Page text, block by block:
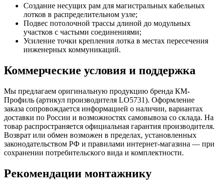
Создание несущих рам для магистральных кабельных
лотков в распределительном узле;
Подвес потолочной трассы длиной до модульных
участков с частыми соединениями;
Усиление точки крепления лотка в местах пересечения
инженерных коммуникаций.
Коммерческие условия и поддержка
Мы предлагаем оригинальную продукцию бренда КМ-
Профиль (артикул производителя LO5731). Оформление
заказа сопровождается информацией о наличии, вариантах
доставки по России и возможностях самовывоза со склада. На
товар распространяется официальная гарантия производителя.
Возврат или обмен возможен в пределах, установленных
законодательством РФ и правилами интернет-магазина — при
сохранении потребительского вида и комплектности.
Рекомендации монтажнику